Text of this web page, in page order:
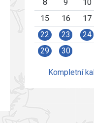
8
9 10
15
16 17
22
23 24
29
30
Kompletní